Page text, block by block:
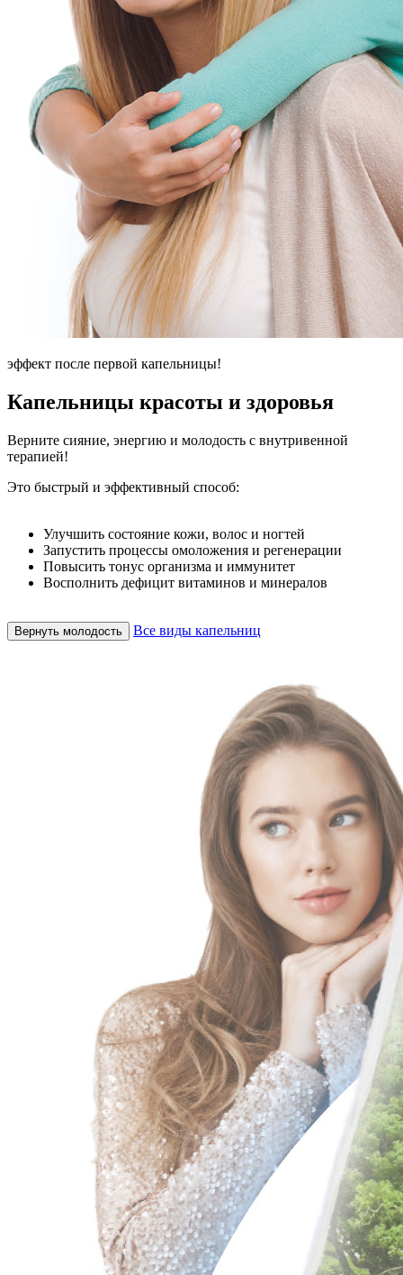
эффект после первой капельницы!
Капельницы красоты и здоровья
Верните сияние, энергию и молодость с внутривенной
терапией!
Это быстрый и эффективный способ:
Улучшить состояние кожи, волос и ногтей
Запустить процессы омоложения и регенерации
Повысить тонус организма и иммунитет
Восполнить дефицит витаминов и минералов
Вернуть молодость Все виды капельниц